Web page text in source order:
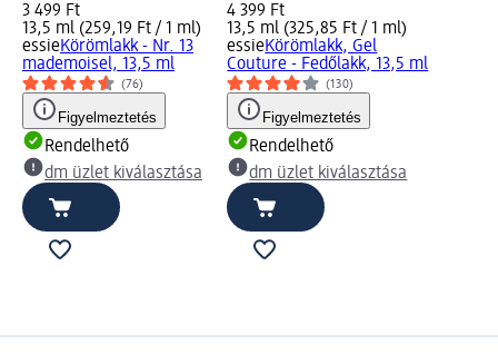
3 499 Ft
13,5 ml (259,19 Ft / 1 ml)
essieKörömlakk - Nr. 13
mademoisel, 13,5 ml
(76)
Figyelmeztetés
Rendelhető
dm üzlet kiválasztása
4 399 Ft
13,5 ml (325,85 Ft / 1 ml)
essieKörömlakk, Gel
Couture - Fedőlakk, 13,5 ml
(130)
Figyelmeztetés
Rendelhető
dm üzlet kiválasztása